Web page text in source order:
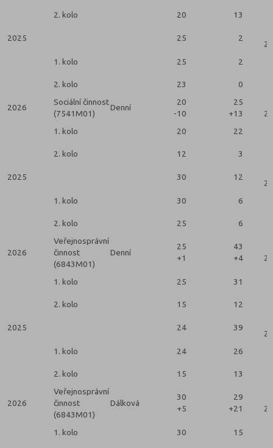
2. kolo 20 13
2025 25 2
2
1. kolo
25 2
2. kolo 23 0
2026
Sociální činnost
(7541M01)
Denní
20
-10
25
+13
2
1. kolo
20 22
2. kolo 12 3
2025 30 12
2
1. kolo
30 6
2. kolo 25 6
2026
Veřejnosprávní
činnost
(6843M01)
Denní
25
+1
43
+4
2
1. kolo 25 31
2. kolo 15 12
2025 24 39
2
1. kolo
24 26
2. kolo 15 13
2026
Veřejnosprávní
činnost
(6843M01)
Dálková
30
+5
29
+21
2
1. kolo 30 15